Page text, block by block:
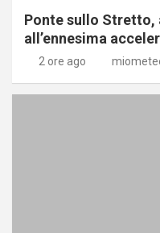
Ponte sullo Stretto,
all’ennesima
2 ore ago